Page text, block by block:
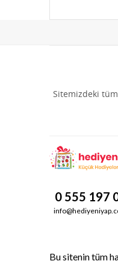
Sitemizdeki
0 555 197
Bu sitenin tüm